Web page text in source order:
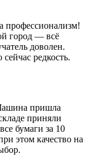
профессионализм!
город — всё
доволен.
редкость.
пришла
приняли
бумаги за 10
этом качество на